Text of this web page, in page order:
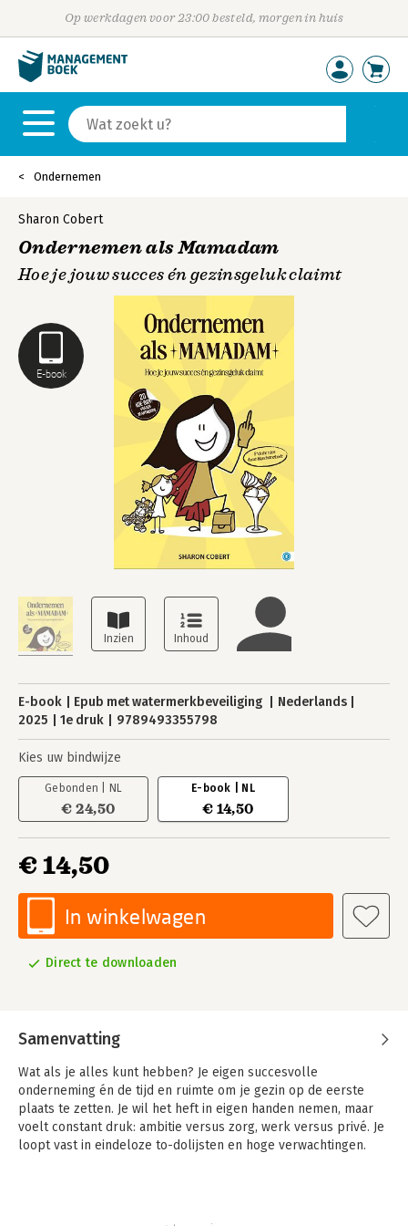
Op werkdagen voor 23:00 besteld, morgen in huis
Ondernemen
E-book
Sharon Cobert
Ondernemen als Mamadam
Hoe je jouw succes én gezinsgeluk claimt
E-book Epub met watermerkbeveiliging
Nederlands
2025
1e druk 9789493355798
Kies uw bindwijze
Gebonden | NL
€ 24,50
E-book | NL
€ 14,50
€ 14,50
In winkelwagen
Direct te downloaden
Samenvatting
Wat als je alles kunt hebben? Je eigen succesvolle
onderneming én de tijd en ruimte om je gezin op de eerste
plaats te zetten. Je wil het heft in eigen handen nemen, maar
voelt constant druk: ambitie versus zorg, werk versus privé. Je
loopt vast in eindeloze to-dolijsten en hoge verwachtingen.